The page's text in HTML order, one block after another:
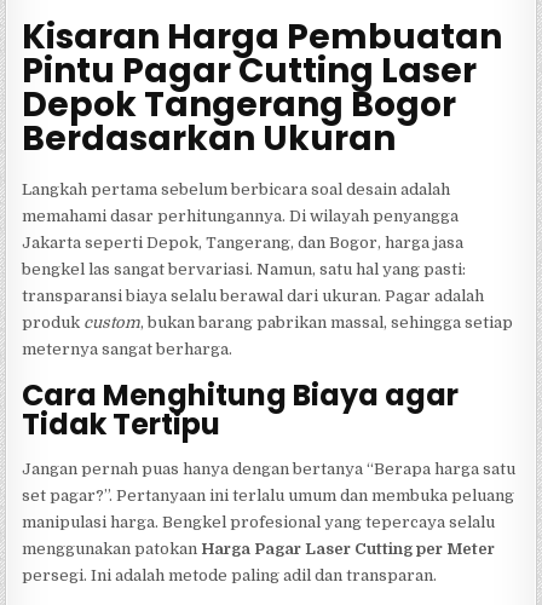
Kisaran Harga Pembuatan
Pintu Pagar Cutting Laser
Depok Tangerang Bogor
Berdasarkan Ukuran
Langkah pertama sebelum berbicara soal desain adalah
memahami dasar perhitungannya. Di wilayah penyangga
Jakarta seperti Depok, Tangerang, dan Bogor, harga jasa
bengkel las sangat bervariasi. Namun, satu hal yang pasti:
transparansi biaya selalu berawal dari ukuran. Pagar adalah
produk custom, bukan barang pabrikan massal, sehingga setiap
meternya sangat berharga.
Cara Menghitung Biaya agar
Tidak Tertipu
Jangan pernah puas hanya dengan bertanya “Berapa harga satu
set pagar?”. Pertanyaan ini terlalu umum dan membuka peluang
manipulasi harga. Bengkel profesional yang tepercaya selalu
menggunakan patokan Harga Pagar Laser Cutting per Meter
persegi. Ini adalah metode paling adil dan transparan.